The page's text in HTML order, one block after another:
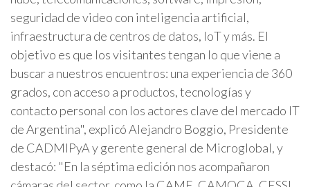
seguridad de video con inteligencia artificial,
infraestructura de centros de datos, IoT y más. El
objetivo es que los visitantes tengan lo que viene a
buscar a nuestros encuentros: una experiencia de 360
grados, con acceso a productos, tecnologías y
contacto personal con los actores clave del mercado IT
de Argentina", explicó Alejandro Boggio, Presidente
de CADMIPyA y gerente general de Microglobal, y
destacó: "En la séptima edición nos acompañaron